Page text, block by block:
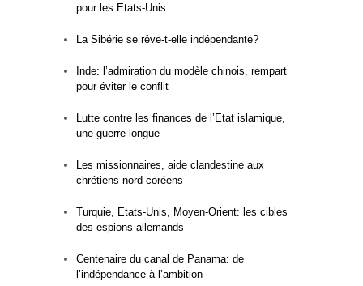
pour les Etats-Unis
La Sibérie se rêve-t-elle indépendante?
Inde: l’admiration du modèle chinois, rempart
pour éviter le conflit
Lutte contre les finances de l’Etat islamique,
une guerre longue
Les missionnaires, aide clandestine aux
chrétiens nord-coréens
Turquie, Etats-Unis, Moyen-Orient: les cibles
des espions allemands
Centenaire du canal de Panama: de
l’indépendance à l’ambition